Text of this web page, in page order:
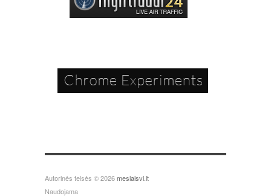
Autorinės teisės © 2026meslaisvi.lt
Naudojama